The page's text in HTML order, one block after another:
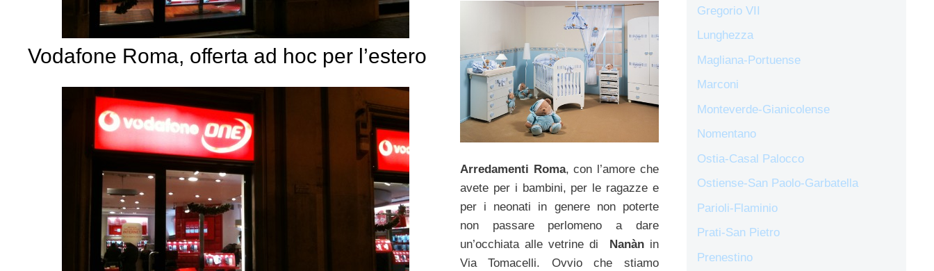
Vodafone Roma, offerta ad hoc per l’estero
Arredamenti Roma, con l’amore che
avete per i bambini, per le ragazze e
per i neonati in genere non poterte
non passare perlomeno a dare
un’occhiata alle vetrine di
Nanànin
Via Tomacelli. Ovvio che stiamo
Gregorio VII
Lunghezza
Magliana-Portuense
Marconi
Monteverde-Gianicolense
Nomentano
Ostia-Casal Palocco
Ostiense-San Paolo-Garbatella
Parioli-Flaminio
Prati-San Pietro
Prenestino